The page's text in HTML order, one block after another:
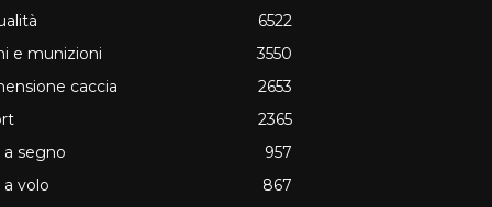
6522
e munizioni
3550
caccia
2653
2365
a segno
957
a volo
867